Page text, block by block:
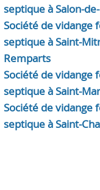
septique à Salon-
Société de vidange
septique à Saint-
Remparts
Société de vidange
septique à Saint-
Société de vidange
septique à Saint-